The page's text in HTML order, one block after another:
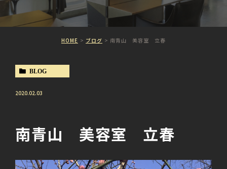
HOME ブログ 南青山 美容室 立春
BLOG
2020.02.03
南青山 美容室 立春